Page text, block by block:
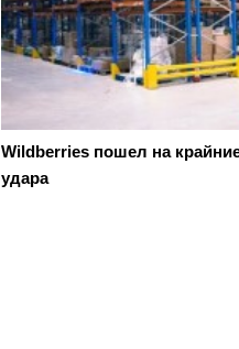
Wildberries пошел на
удара